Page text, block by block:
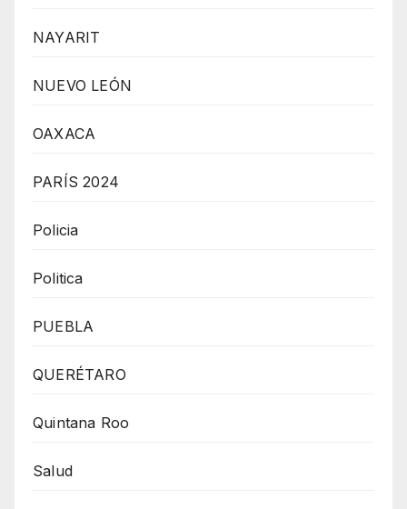
NAYARIT
NUEVO LEÓN
OAXACA
PARÍS 2024
Policia
Politica
PUEBLA
QUERÉTARO
Quintana Roo
Salud